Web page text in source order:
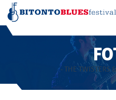
- THE TWISTERS